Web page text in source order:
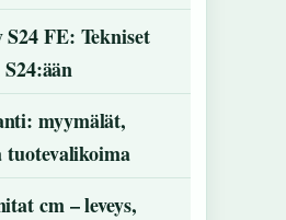
FE: Tekniset
myymälät,
cm – leveys,